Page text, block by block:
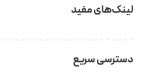
لینک‌های مفید
دسترسی سریع